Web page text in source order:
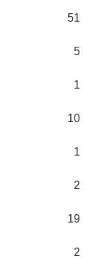
51
5
1
10
1
2
19
2